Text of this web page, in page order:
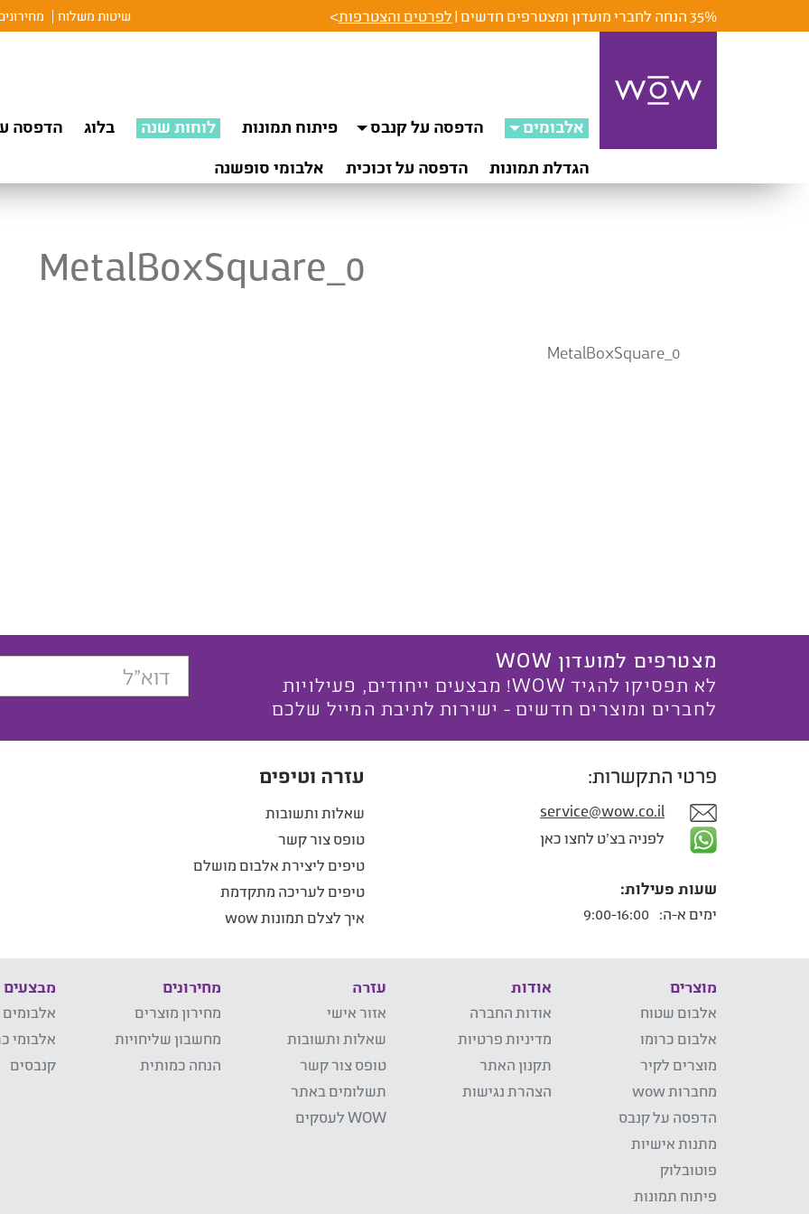
35% הנחה לחברי מועדון ומצטרפים חדשים | לפרטים והצטרפות> שיטות משלוח
אלבומים הדפסה על קנבס פיתוח תמונות לוחות שנה בלוג
הדפסה
הגדלת תמונות
הדפסה על זכוכית אלבומי סופשנה
MetalBoxSquare_0
MetalBoxSquare_0
מצטרפים למועדון WOW
לא תפסיקו להגיד WOW! מבצעים ייחודים, פעילויות
לחברים ומוצרים חדשים - ישירות לתיבת המייל שלכם
פרטי התקשרות:
service@wow.co.il
לפניה בצ'ט לחצו כאן
שעות פעילות:
ימים א-ה:
עזרה וטיפים
שאלות ותשובות
טופס צור קשר
טיפים ליצירת אלבום מושלם
טיפים לעריכה מתקדמת
איך לצלם תמונות wow
מוצרים
אלבום שטוח
אלבום כרומו
מוצרים לקיר
מחברות wow
הדפסה על קנבס
מתנות אישיות
פוטובלוק
פיתוח תמונות
אודות
אודות החברה
מדיניות פרטיות
תקנון האתר
הצהרת נגישות
עזרה
אזור אישי
שאלות ותשובות
טופס צור קשר
תשלומים באתר
WOW לעסקים
מחירונים
מחירון מוצרים
מחשבון שליחויות
הנחה כמותית
מבצעים
אלבומי
קנבסים